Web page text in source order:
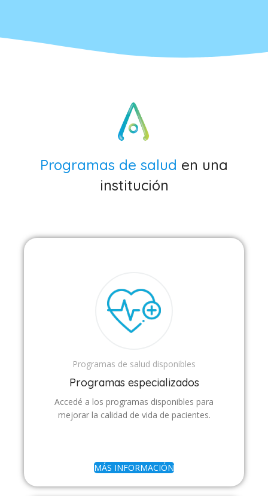
Programas de salud en una
institución
Programas de salud disponibles
Programas especializados
Accedé a los programas disponibles para
mejorar la calidad de vida de pacientes.
MÁS INFORMACIÓN